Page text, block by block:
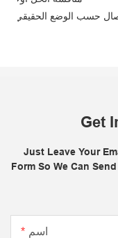
Get
Just Leave Your
Form So We Can
اسم